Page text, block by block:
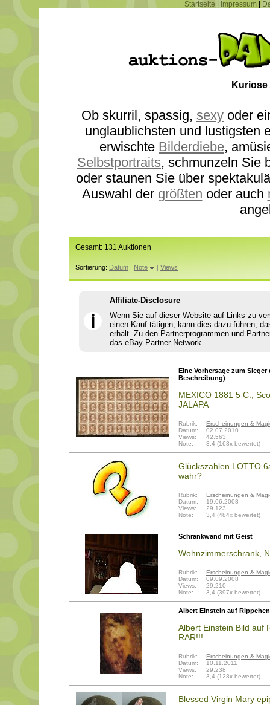
Startseite Impressum
Ob skurril, spassig, sexy oder
unglaublichsten und lustigsten
erwischte Bilderdiebe,
Selbstportraits, schmunzeln Sie
oder staunen Sie über
Auswahl der größten oder auch
Gesamt: 131 Auktionen
Sortierung: Datum | Note | Views
ℹ
Affiliate-Disclosure
Wenn Sie auf dieser Website auf Links zu
einen Kauf tätigen, kann dies dazu führen,
erhält. Zu den Partnerprogrammen und
das eBay Partner Network.
Eine Vorhersage zum Sieger
Beschreibung)
MEXICO 1881 5 C.,
JALAPA
Rubrik:
Erscheinungen &
Datum:
02.07.2010
Views:
42.563
Note:
3,4 (163x bewertet)
Glückszahlen LOTTO
wahr?
Rubrik:
Erscheinungen &
Datum:
19.06.2008
Views:
29.123
Note:
3,4 (484x bewertet)
Schrankwand mit Geist
Wohnzimmerschrank,
Rubrik:
Erscheinungen &
Datum:
09.09.2008
Views:
29.210
Note:
3,4 (397x bewertet)
Albert Einstein auf Rippchen
Albert Einstein Bild auf
RAR!!!
Rubrik:
Erscheinungen &
Datum:
10.11.2011
Views:
29.238
Note:
3,4 (128x bewertet)
Blessed Virgin Mary